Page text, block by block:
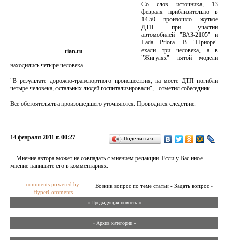
rian.ru
Со слов источника, 13
февраля приблизительно в
14.50 произошло жуткое
ДТП при участии
автомобилей "ВАЗ-2105" и
Lada Priora. В "Приоре"
ехали три человека, а в
"Жигулях" пятой модели
находились четыре человека.
"В результате дорожно-транспортного происшествия, на месте ДТП погибли
четыре человека, остальных людей госпитализировали", - отметил собеседник.
Все обстоятельства произошедшего уточняются. Проводится следствие.
14 февраля 2011 г. 00:27 Поделиться…
Мнение автора может не совпадать с мнением редакции. Если у Вас иное
мнение напишите его в комментариях.
Возник вопрос по теме статьи - Задать вопрос »
comments powered by
HyperComments
« Предыдущая новость «
» Архив категории «